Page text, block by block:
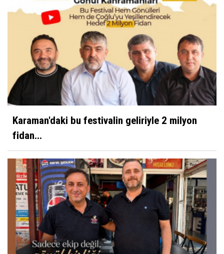
Karaman'daki bu festivalin geliriyle 2 milyon
fidan...